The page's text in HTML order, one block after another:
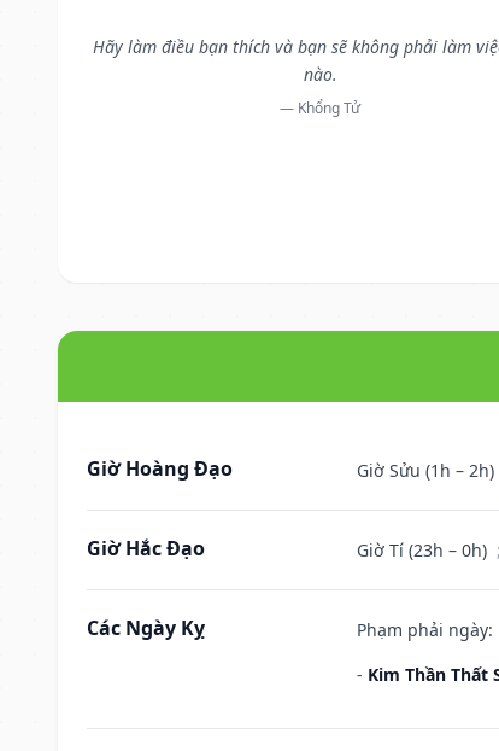
Hãy làm điều bạn thích và bạn sẽ không phải làm
nào.
— Khổng Tử
Giờ Hoàng Đạo Giờ Sửu (1h – 2h)
Giờ Hắc Đạo Giờ Tí (23h – 0h) ;
Các Ngày Kỵ
Phạm phải ngày:
- Kim Thần Thất